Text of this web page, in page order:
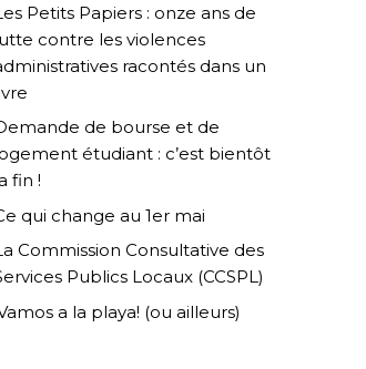
Petits Papiers : onze ans de
contre les violences
racontés dans un
de bourse et de
étudiant : c’est bientôt
fin !
qui change au 1er mai
Commission Consultative des
Publics Locaux (CCSPL)
a la playa! (ou ailleurs)